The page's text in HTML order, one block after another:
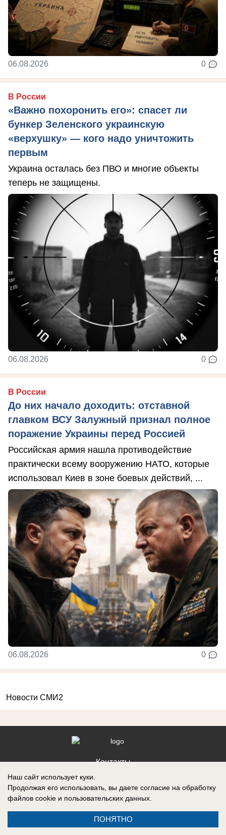
06.08.2026 0
В России
«Важно похоронить его»: спасет ли
бункер Зеленского украинскую
«верхушку» — кого надо уничтожить
первым
Украина осталась без ПВО и многие объекты
теперь не защищены.
06.08.2026 0
В России
До них начало доходить: отставной
главком ВСУ Залужный признал полное
поражение Украины перед Россией
Российская армия нашла противодействие
практически всему вооружению НАТО, которые
использовал Киев в зоне боевых действий, ...
06.08.2026 0
Новости СМИ2
Контакты
Запись о регистрации СМИ: Эл № ФС77-88610, выдано Федеральной
службой по надзору в сфере связи, информационных технологий и
Наш сайт использует куки.
Продолжая его использовать, вы даете согласие на обработку
файлов cookie и пользовательских данных.
ПОНЯТНО